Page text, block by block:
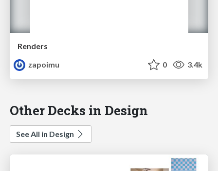
Renders
zapoimu
0 3.4k
Other Decks in Design
See All in Design